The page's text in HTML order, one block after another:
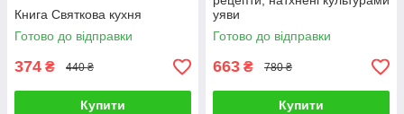
Книга Святкова кухня
Готово до відправки
374 ₴ 440 ₴
Купити
уяви
Готово до відправки
663 ₴ 780 ₴
Купити